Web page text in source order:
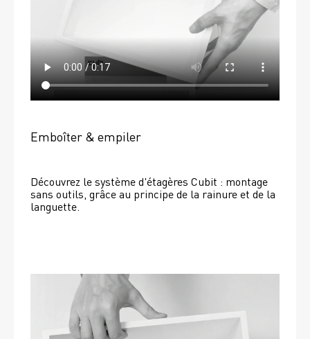
Emboîter & empiler
Découvrez le système d'étagères Cubit : montage
sans outils, grâce au principe de la rainure et de la
languette.